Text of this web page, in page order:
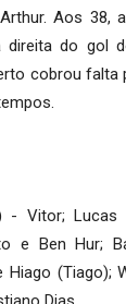
Aos 38,
direita do gol
cobrou falta
- Vitor; Lucas
e Ben Hur;
Hiago (Tiago);